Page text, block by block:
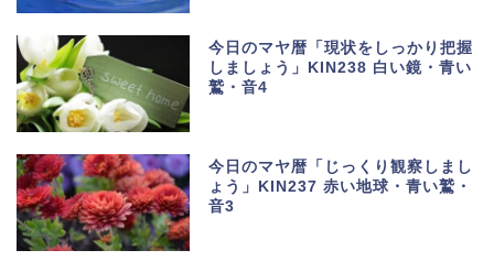
今日のマヤ暦「現状をしっかり把握
しましょう」KIN238 白い鏡・青い
鷲・音4
今日のマヤ暦「じっくり観察しまし
ょう」KIN237 赤い地球・青い鷲・
音3